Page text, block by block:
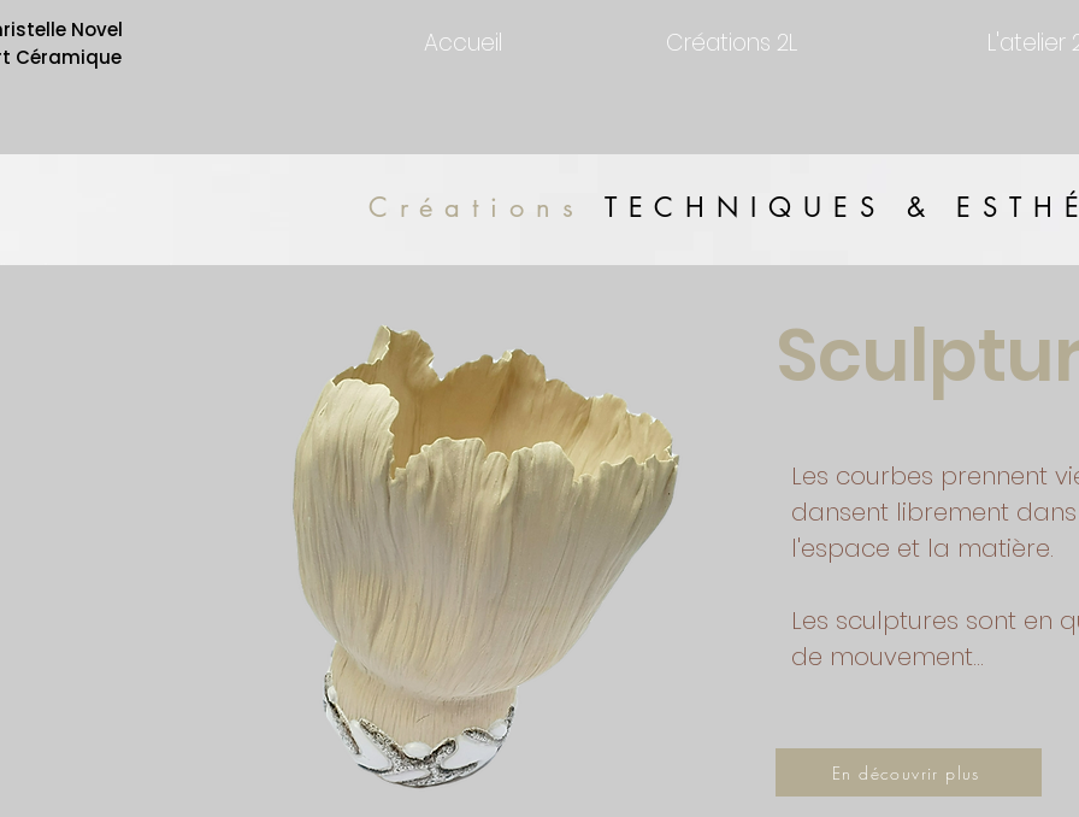
Novel
Céramique
Accueil Créations 2L L'atelier
Créations TECHNIQUES &
Les courbes prennent
dansent librement dans
l'espace et la matière.
Les sculptures sont en
de mouvement...
En découvrir plus